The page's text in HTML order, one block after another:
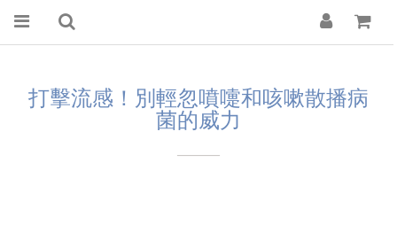
打擊流感！別輕忽噴嚏和咳嗽散播病
菌的威力
———